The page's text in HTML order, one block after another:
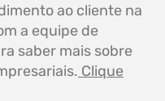
ao cliente na
a equipe de
saber mais sobre
Clique